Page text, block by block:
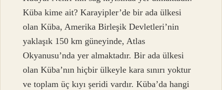
Küba kime ait? Karayipler’de bir ada ülkesi
olan Küba, Amerika Birleşik Devletleri’nin
yaklaşık 150 km güneyinde, Atlas
Okyanusu’nda yer almaktadır. Bir ada ülkesi
olan Küba’nın hiçbir ülkeyle kara sınırı yoktur
ve toplam üç kıyı şeridi vardır. Küba’da hangi